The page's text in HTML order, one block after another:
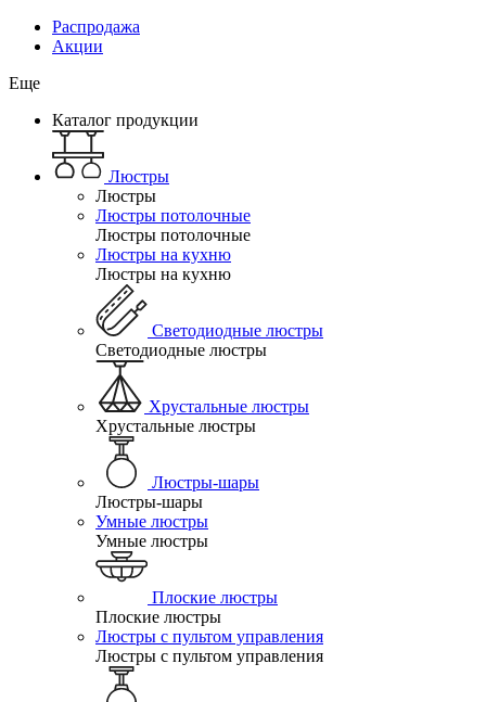
Распродажа
Акции
Еще
Каталог продукции
Люстры
Люстры
Люстры потолочные
Люстры потолочные
Люстры на кухню
Люстры на кухню
Светодиодные люстры
Светодиодные люстры
Хрустальные люстры
Хрустальные люстры
Люстры-шары
Люстры-шары
Умные люстры
Умные люстры
Плоские люстры
Плоские люстры
Люстры с пультом управления
Люстры с пультом управления